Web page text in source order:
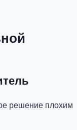
решение плохим